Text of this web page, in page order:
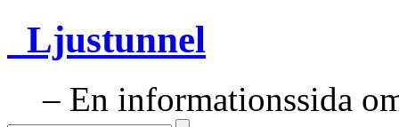
Ljustunnel
– En informationssida